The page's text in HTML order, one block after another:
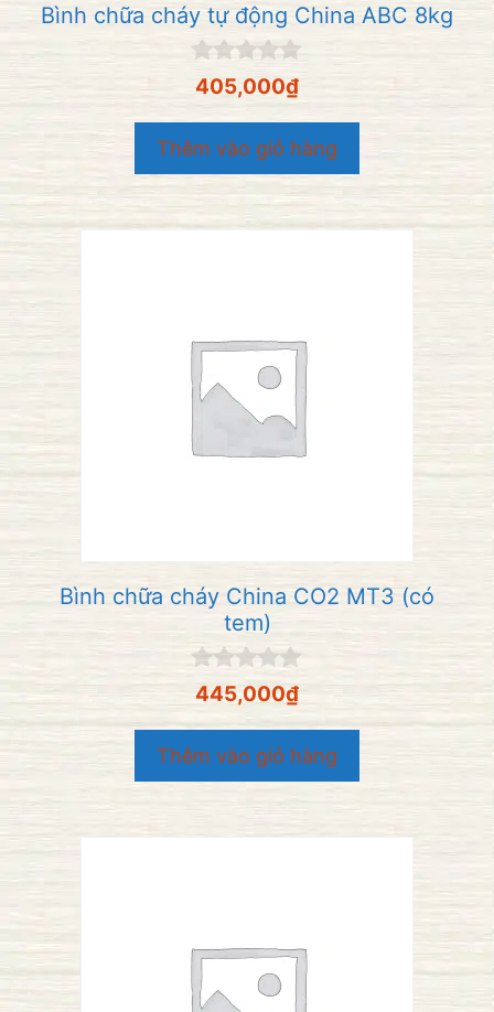
Bình chữa cháy tự động China ABC 8kg
0
n
g
o
à
i
405,000₫
Thêm vào giỏ hàng
Bình chữa cháy China CO2 MT3 (có
tem)
0
n
g
o
à
i
445,000₫
Thêm vào giỏ hàng